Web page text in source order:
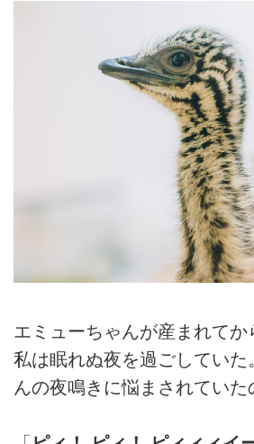
エミューちゃんが産まれてか
私は眠れぬ夜を過ごしていた
んの夜鳴きに悩まされていた